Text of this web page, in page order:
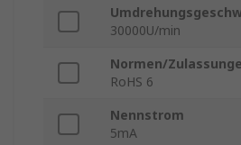
30000U/min
Normen/
RoHS 6
Nennstrom
5mA